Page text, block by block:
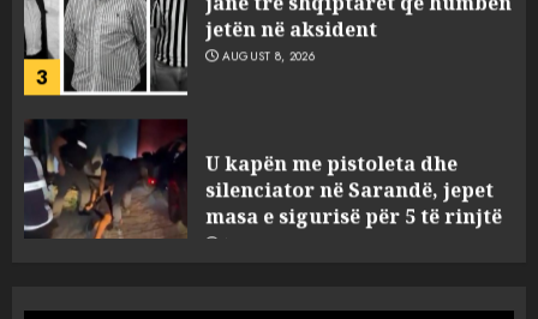
3
AUGUST 8, 2026
4
masa e sigurisë për 5 të rinjtë
AUGUST 8, 2026